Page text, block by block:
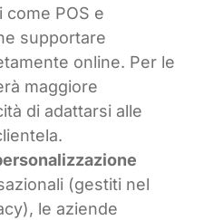
come POS e
supportare
online. Per le
maggiore
di adattarsi alle
(gestiti nel
le aziende